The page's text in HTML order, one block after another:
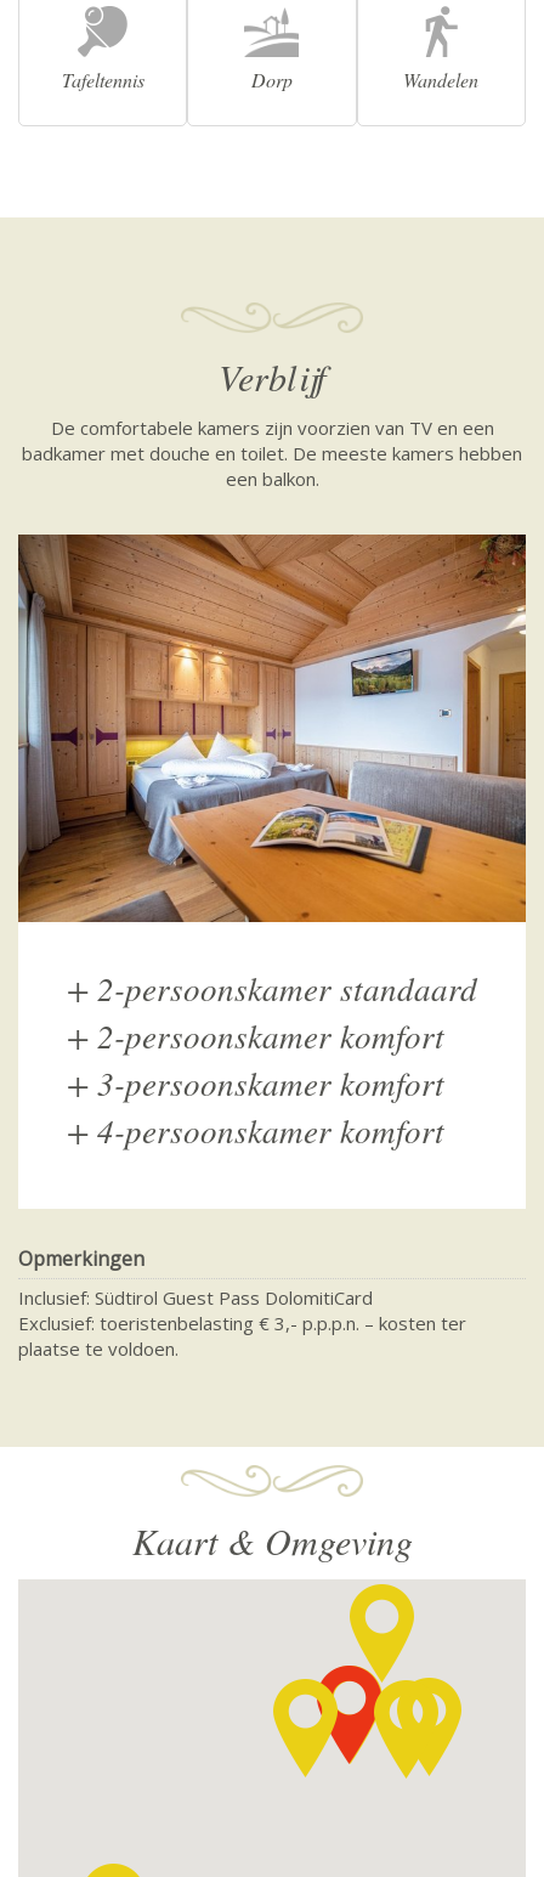
Tafeltennis Dorp Wandelen
Verblijf
De comfortabele kamers zijn voorzien van TV en een
badkamer met douche en toilet. De meeste kamers hebben
een balkon.
+ 2-persoonskamer standaard
+ 2-persoonskamer komfort
+3-persoonskamer komfort
+4-persoonskamer komfort
Opmerkingen
Inclusief: Südtirol Guest Pass DolomitiCard
Exclusief: toeristenbelasting € 3,- p.p.p.n. – kosten ter
plaatse te voldoen.
Kaart & Omgeving